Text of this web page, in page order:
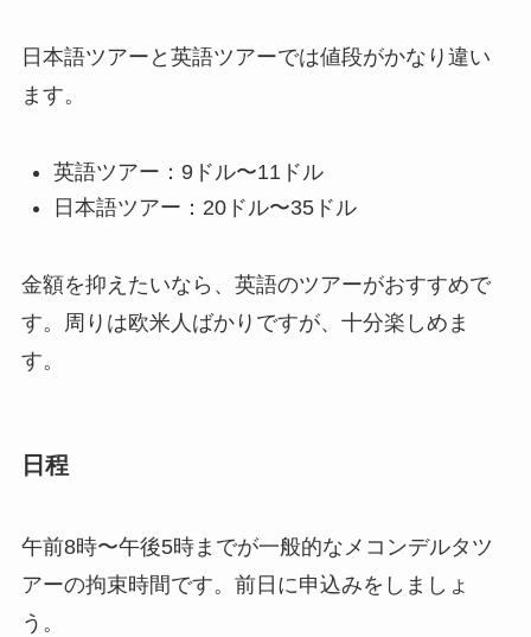
日本語ツアーと英語ツアーでは値段がかなり違い
ます。
英語ツアー：9ドル〜11ドル
日本語ツアー：20ドル〜35ドル
金額を抑えたいなら、英語のツアーがおすすめで
す。周りは欧米人ばかりですが、十分楽しめま
す。
日程
午前8時〜午後5時までが一般的なメコンデルタツ
アーの拘束時間です。前日に申込みをしましょ
う。